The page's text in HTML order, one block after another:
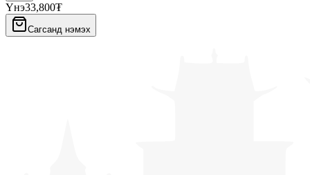
Үнэ33,800₮
Сагсанд нэмэх